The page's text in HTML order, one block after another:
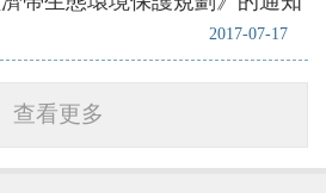
2017-07-17
查看更多